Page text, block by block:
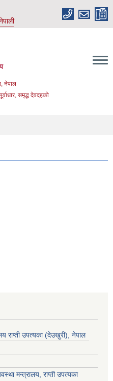
नेपाल
समृद्ध देवदहको
राप्ती उपत्यका (देउखुरी), नेपाल
मन्त्रालय, राप्ती उपत्यका